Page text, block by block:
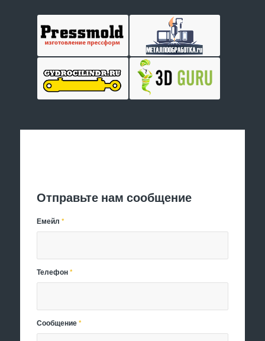
Отправьте нам сообщение
Емейл*
Телефон*
Сообщение*